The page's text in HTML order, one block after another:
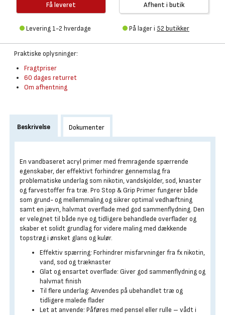
Få leveret
Levering 1-2 hverdage
Afhent i butik
På lager i 52 butikker
Praktiske oplysninger:
Fragtpriser
60 dages returret
Om afhentning
Beskrivelse Dokumenter
En vandbaseret acryl primer med fremragende spærrende
egenskaber, der effektivt forhindrer gennemslag fra
problematiske underlag som nikotin, vandskjolder, sod, knaster
og farvestoffer fra træ. Pro Stop & Grip Primer fungerer både
som grund- og mellemmaling og sikrer optimal vedhæftning
samt en jævn, halvmat overflade med god sammenflydning. Den
er velegnet til både nye og tidligere behandlede overflader og
skaber et solidt grundlag for videre maling med dækkende
topstrøg i ønsket glans og kulør.
Effektiv spærring: Forhindrer misfarvninger fra fx nikotin,
vand, sod og træknaster
Glat og ensartet overflade: Giver god sammenflydning og
halvmat finish
Til flere underlag: Anvendes på ubehandlet træ og
tidligere malede flader
Let at anvende: Påføres med pensel eller rulle – vådt i